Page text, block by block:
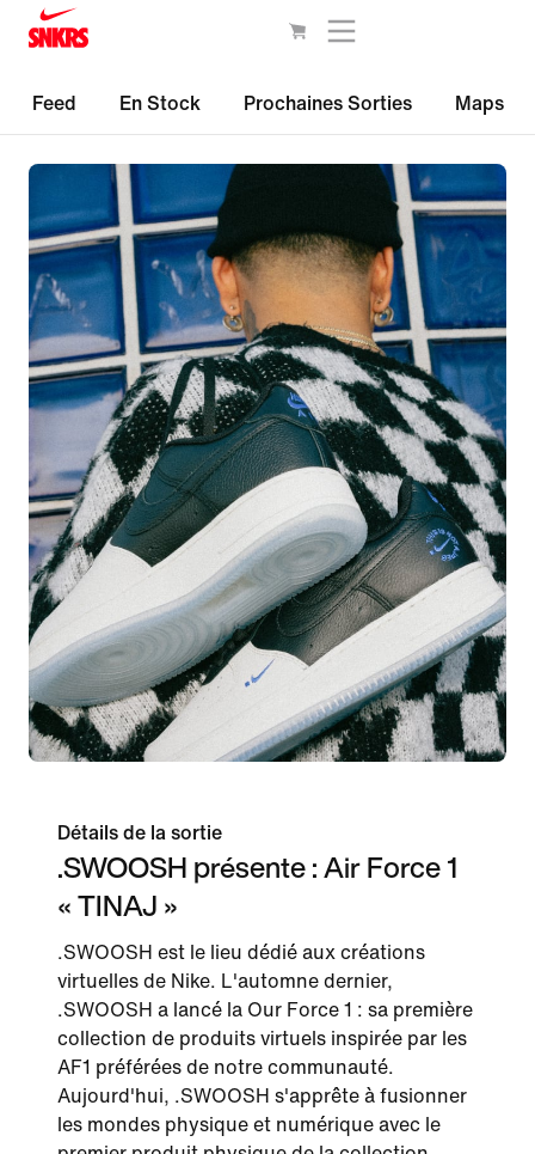
Feed En Stock Prochaines Sorties Maps
Détails de la sortie
.SWOOSH présente : Air Force 1
« TINAJ »
.SWOOSH est le lieu dédié aux créations
virtuelles de Nike. L'automne dernier,
.SWOOSH a lancé la Our Force 1 : sa première
collection de produits virtuels inspirée par les
AF1 préférées de notre communauté.
Aujourd'hui, .SWOOSH s'apprête à fusionner
les mondes physique et numérique avec le